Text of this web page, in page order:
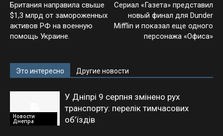
Британия направила свыше
$1,3 млрд от замороженных
активов РФ на военную
помощь Украине.
Сериал «Газета» представил
новый финал для Dunder
Mifflin и показал еще одного
персонажа «Офиса»
Это интересно Другие новости
Новости
Днепра
У Дніпрі 9 серпня змінено рух
транспорту: перелік тимчасових
об’їздів